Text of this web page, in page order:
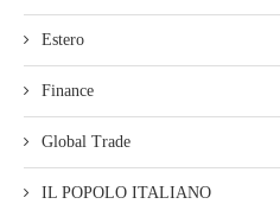
Estero
Finance
Global Trade
IL POPOLO ITALIANO